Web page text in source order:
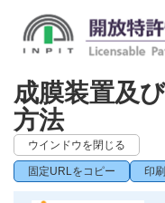
成膜装置及
方法
ウインドウを閉じる
固定URLをコピー 印刷